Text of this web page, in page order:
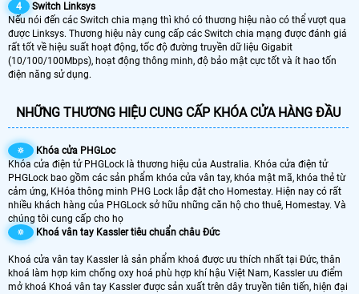
4
Switch Linksys
Nếu nói đến các Switch chia mạng thì khó có thương hiệu nào có thể vượt qua
được Linksys. Thương hiệu này cung cấp các Switch chia mạng được đánh giá
rất tốt về hiệu suất hoạt động, tốc độ đường truyền dữ liệu Gigabit
(10/100/100Mbps), hoạt động thông minh, độ bảo mật cực tốt và ít hao tốn
điện năng sử dụng.
NHỮNG THƯƠNG HIỆU CUNG CẤP KHÓA CỬA HÀNG ĐẦU
🔅
Khóa cửa PHGLoc
Khóa cửa điện tử PHGLock là thương hiệu của Australia. Khóa cửa điện tử
PHGLock bao gồm các sản phẩm khóa cửa vân tay, khóa mật mã, khóa thẻ từ
cảm ứng, KHóa thông minh PHG Lock lắp đặt cho Homestay. Hiện nay có rất
nhiều khách hàng của PHGLock sở hữu những căn hộ cho thuê, Homestay. Và
chúng tôi cung cấp cho họ
🔅
Khoá vân tay Kassler tiêu chuẩn châu Đức
Khoá cửa vân tay Kassler là sản phẩm khoá được ưu thích nhất tại Đức, thân
khoá làm hợp kim chống oxy hoá phù hợp khí hậu Việt Nam, Kassler ưu điểm
mở khoá Khoá vân tay Kassler được sản xuất trên dây truyền tiên tiến, hiện đại